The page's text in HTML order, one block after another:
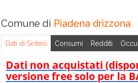
Casteldidone
Castelleone
Castelvisconti
Cella Dati
Palazzo Pignano
Pandino
Persico Dosimo
Pescarolo ed
Uniti
Tornata
Torre
Comune di Piadena drizzona
Dati di Sintesi Consumi Redditi
Dati non acquistati
versione free solo per la